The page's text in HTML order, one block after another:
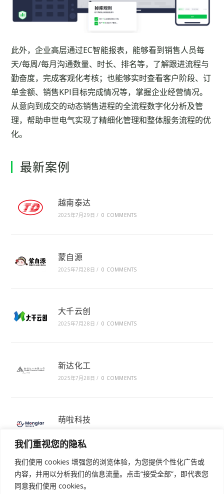
我们重视您的隐私
我们使用 cookies 增强您的浏览体验，为您提供个性化广告或
内容，并用以分析我们的信息流量。点击“接受全部”，即代表您
同意我们使用 cookies。
此外，企业高层通过EC智能报表，能够看到销售人员每
天/每周/每月沟通数量、时长、排名等，了解跟进流程与
勤奋度，完成客观化考核；也能够实时查看客户阶段、订
单金额、销售KPI目标完成情况等，掌握企业经营情况。
从意向到成交的动态销售进程的全流程数字化分析及管
理，帮助申世电气实现了精细化管理和整体服务流程的优
化。
最新案例
越南泰达
2025年7月29日 / 0 COMMENTS
蒙自源
2025年7月28日 / 0 COMMENTS
大千云创
2025年7月28日 / 0 COMMENTS
新达化工
2025年7月28日 / 0 COMMENTS
萌啦科技